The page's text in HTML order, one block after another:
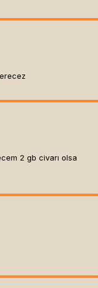
2 gb civarı olsa